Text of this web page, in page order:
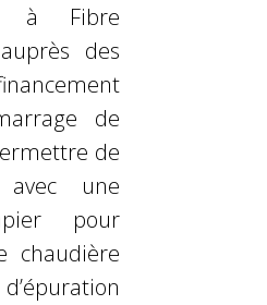
à Fibre
des
de
de
une
pour
chaudière